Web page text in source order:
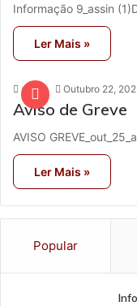
Informação 9_assin
Ler Mais »
admin Outubro 22,
Aviso de Greve
AVISO
Ler Mais »
Popular